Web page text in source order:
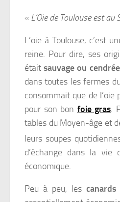
« L’Oie de Toulouse est
L’oie à Toulouse, c’est
reine. Pour dire, ses
étaitsauvage ou cendrée
dans toutes les fermes
consommait que de
pour son bon foie gras.
tables du Moyen-âge et
leurs soupes
d’échange dans la
économique.
Peu à peu, les